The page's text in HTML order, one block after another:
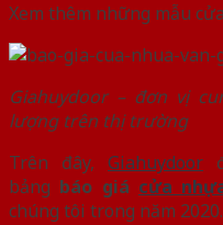
Xem thêm những mẫu
Giahuydoor – đơn vị
lượng trên thị trường
Trên đây, Giahuydoor
bảng báo giá cửa
chúng tôi trong năm 2020.